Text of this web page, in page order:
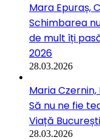
Mara Epuraș,
Schimbarea
de mult îți
2026
28.03.2026
Maria
Să nu ne fie
Viață
28.03.2026